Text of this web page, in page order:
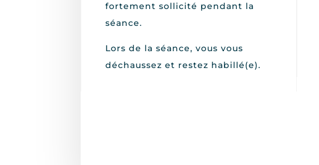
fortement sollicité pendant la
séance.
Lors de la séance, vous vous
déchaussez et restez habillé(e).